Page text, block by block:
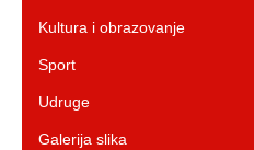
Kultura i obrazovanje
Sport
Udruge
Galerija slika